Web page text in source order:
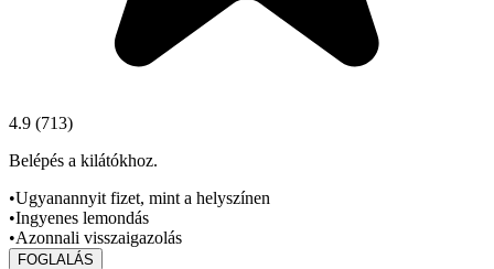
4.9 (713)
Belépés a kilátókhoz.
•Ugyanannyit fizet, mint a helyszínen
•Ingyenes lemondás
•Azonnali visszaigazolás
FOGLALÁS